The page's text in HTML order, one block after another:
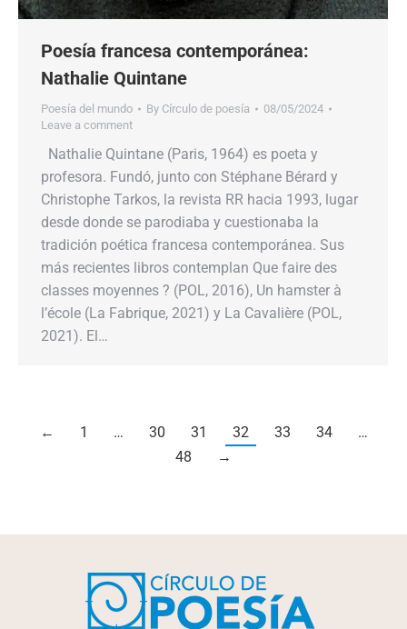
Poesía francesa contemporánea:
Nathalie Quintane
Poesía del mundo By Círculo de poesía
08/05/2024
Leave a comment
Nathalie Quintane (Paris, 1964) es poeta y
profesora. Fundó, junto con Stéphane Bérard y
Christophe Tarkos, la revista RR hacia 1993, lugar
desde donde se parodiaba y cuestionaba la
tradición poética francesa contemporánea. Sus
más recientes libros contemplan Que faire des
classes moyennes ? (POL, 2016), Un hamster à
l’école (La Fabrique, 2021) y La Cavalière (POL,
2021). El…
← 1 … 30 31 32 33 34
…
48
→